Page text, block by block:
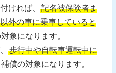
ければ、記名被保険者ま
外の車に乗車していると
象になります。
歩行中や自転車運転中に
償の対象になります。